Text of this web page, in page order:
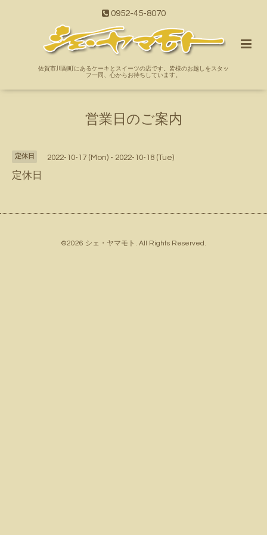
0952-45-8070
佐賀市川副町にあるケーキとスイーツの店です。皆様のお越しをスタッ
フ一同、心からお待ちしています。
営業日のご案内
定休日 2022-10-17 (Mon) - 2022-10-18 (Tue)
定休日
©2026 シェ・ヤマモト . All Rights Reserved.